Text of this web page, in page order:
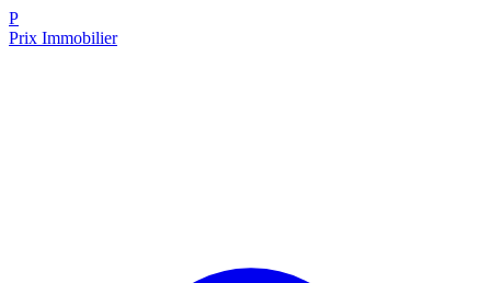
P
Prix Immobilier